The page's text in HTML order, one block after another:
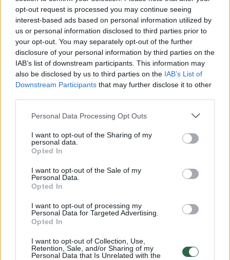
opt-out request is processed you may continue seeing
interest-based ads based on personal information utilized by
us or personal information disclosed to third parties prior to
your opt-out. You may separately opt-out of the further
disclosure of your personal information by third parties on the
IAB’s list of downstream participants. This information may
also be disclosed by us to third parties on the IAB’s List of
Downstream Participants that may further disclose it to other
Personal Data Processing Opt Outs
I want to opt-out of the Sharing of my
personal data.
Opted In
I want to opt-out of the Sale of my
Personal Data.
Opted In
I want to opt-out of processing my
Personal Data for Targeted Advertising.
Opted In
I want to opt-out of Collection, Use,
Retention, Sale, and/or Sharing of my
Personal Data that Is Unrelated with the
Visi įrašai
Žiūrimiausi įrašai
00:00:30
Vaizdai iš tragiškos avarijos Vilniaus r.: dviejų moterų ir
vaiko gyvybių išgelbėti nepavyko
Žinios | Lietuvos diena
Savaitės vidurys nusimato karštas: temperatūra kils iki
32 laipsnių šilumos
Žinios | Orai
00:00:59
Nufilmavo, kaip patvino Vilniaus Vakarinis aplinkkelis:
Žinios | Lietuvos diena